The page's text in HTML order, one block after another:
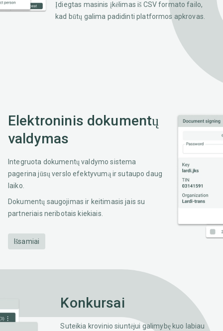
Įdiegtas masinis įkėlimas iš CSV formato failo,
kad būtų galima padidinti platformos apkrovas.
Elektroninis dokumentų
valdymas
Integruota dokumentų valdymo sistema
pagerina jūsų verslo efektyvumą ir sutaupo daug
laiko.
Dokumentų saugojimas ir keitimasis jais su
partneriais neribotais kiekiais.
Išsamiai
Konkursai
Suteikia krovinio siuntėjui galimybę kuo labiau